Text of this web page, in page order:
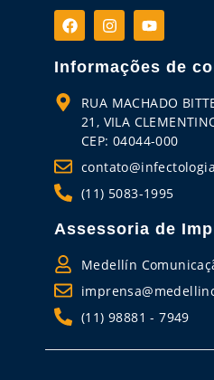
Informações de
RUA MACHADO
21, VILA
CEP: 04044-000
(11) 5083-1995
Assessoria de
Medellín
(11) 98881 - 7949